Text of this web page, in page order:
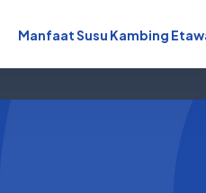
Manfaat Susu Kambing